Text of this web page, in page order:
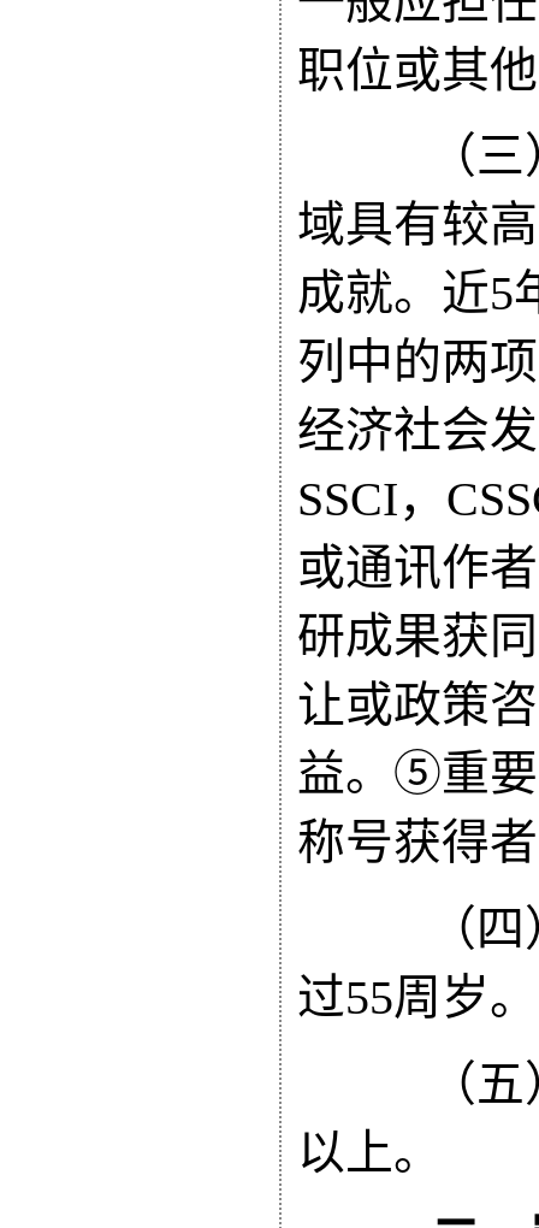
职位或其
（三）
域具有较
成就。 近5
列中的两
经济社会
SSCI，
或通讯作
研成果获
让或政策
益。⑤重
称号获得
（四）
过55周岁。
（五）
以上。